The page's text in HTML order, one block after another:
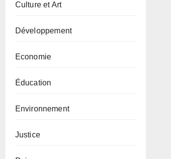
Culture et Art
Développement
Economie
Éducation
Environnement
Justice